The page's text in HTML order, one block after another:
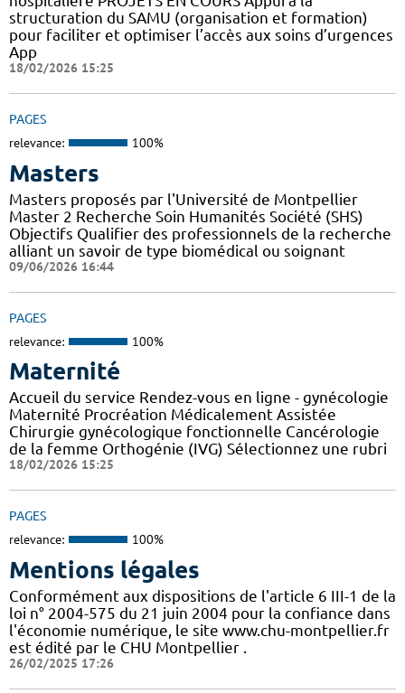
structuration du SAMU (organisation et formation)
pour faciliter et optimiser l’accès aux soins d’urgences
App
18/02/2026 15:25
PAGES
relevance: 100%
Masters
Masters proposés par l'Université de Montpellier
Master 2 Recherche Soin Humanités Société (SHS)
Objectifs Qualifier des professionnels de la recherche
alliant un savoir de type biomédical ou soignant
09/06/2026 16:44
PAGES
relevance: 100%
Maternité
Accueil du service Rendez-vous en ligne - gynécologie
Maternité Procréation Médicalement Assistée
Chirurgie gynécologique fonctionnelle Cancérologie
de la femme Orthogénie (IVG) Sélectionnez une rubri
18/02/2026 15:25
PAGES
relevance: 100%
Mentions légales
Conformément aux dispositions de l'article 6 III-1 de la
loi n° 2004-575 du 21 juin 2004 pour la confiance dans
l'économie numérique, le site www.chu-montpellier.fr
est édité par le CHU Montpellier .
26/02/2025 17:26